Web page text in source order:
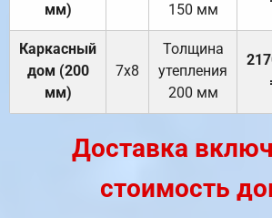
мм)
150 мм
Каркасный
дом (200
мм)
7х8
Толщина
утепления
200 мм
Доставка
стоимость